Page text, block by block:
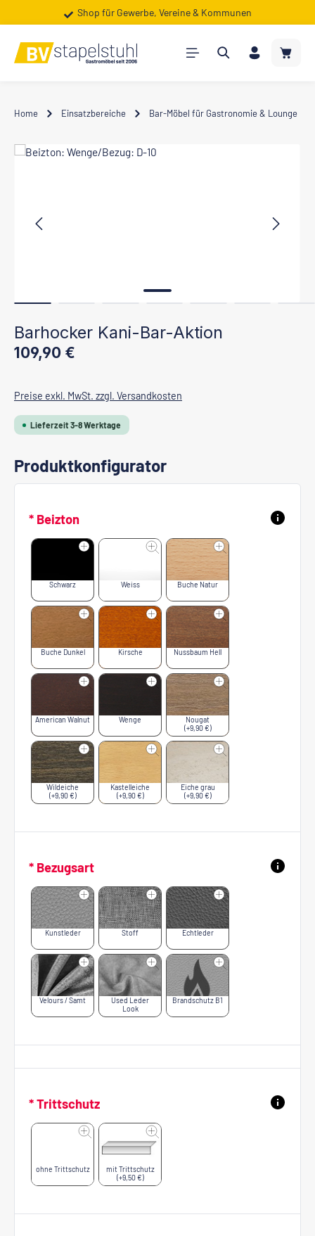
Zum Hauptinhalt springenShop für Gewerbe, Vereine & Kommunen
Home Einsatzbereiche Bar-Möbel für Gastronomie & Lounge
Bildergalerie überspringen
Barhocker Kani-Bar-Aktion
Regulärer Preis:
109,90 €
Preise exkl. MwSt. zzgl. Versandkosten
Lieferzeit 3-8 Werktage
Produktkonfigurator
* Beizton
Schwarz Weiss Buche Natur
Buche Dunkel Kirsche Nussbaum Hell
American Walnut Wenge
Nougat
(+9,90 €)
Wildeiche
(+9,90 €)
Kastelleiche
(+9,90 €)
Eiche grau
(+9,90 €)
* Bezugsart
Kunstleder Stoff Echtleder
Velours / Samt
Used Leder
Look
Brandschutz B1
* Trittschutz
ohne Trittschutz
mit Trittschutz
(+9,50 €)